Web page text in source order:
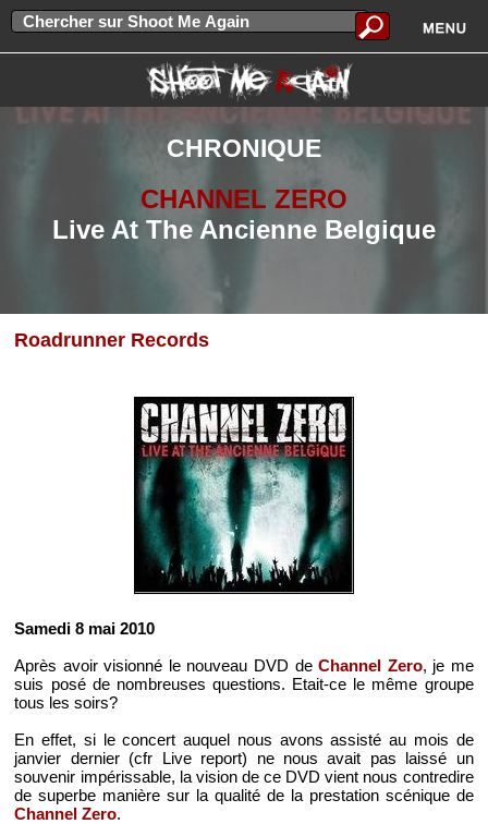
CHRONIQUE
CHANNEL ZERO
Live At The Ancienne Belgique
Roadrunner Records
Samedi 8 mai 2010
Après avoir visionné le nouveau DVD deChannel Zero, je me
suis posé de nombreuses questions. Etait-ce le même groupe
tous les soirs?
En effet, si le concert auquel nous avons assisté au mois de
janvier dernier (cfr Live report) ne nous avait pas laissé un
souvenir impérissable, la vision de ce DVD vient nous contredire
de superbe manière sur la qualité de la prestation scénique de
Channel Zero.